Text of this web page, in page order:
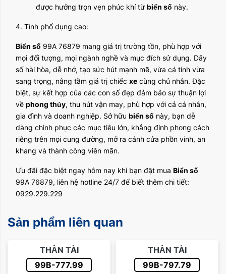
được hưởng trọn vẹn phúc khí từ biển số này.
4. Tính phổ dụng cao:
Biển số 99A 76879 mang giá trị trường tồn, phù hợp với
mọi đối tượng, mọi ngành nghề và mục đích sử dụng. Dãy
số hài hòa, dễ nhớ, tạo sức hút mạnh mẽ, vừa cá tính vừa
sang trọng, nâng tầm giá trị chiếc xe cùng chủ nhân. Đặc
biệt, sự kết hợp của các con số đẹp đảm bảo sự thuận lợi
về phong thủy, thu hút vận may, phù hợp với cả cá nhân,
gia đình và doanh nghiệp. Sở hữu biển số này, bạn dễ
dàng chinh phục các mục tiêu lớn, khẳng định phong cách
riêng trên mọi cung đường, mở ra cánh cửa phồn vinh, an
khang và thành công viên mãn.
Ưu đãi đặc biệt ngay hôm nay khi bạn đặt mua Biển số
99A 76879, liên hệ hotline 24/7 để biết thêm chi tiết:
0929.229.229
Sản phẩm liên quan
THẦN TÀI
99B-777.99
THẦN TÀI
99B-797.79